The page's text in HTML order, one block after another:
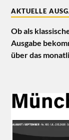
AKTUELLE
Ob als
Ausgabe
über das